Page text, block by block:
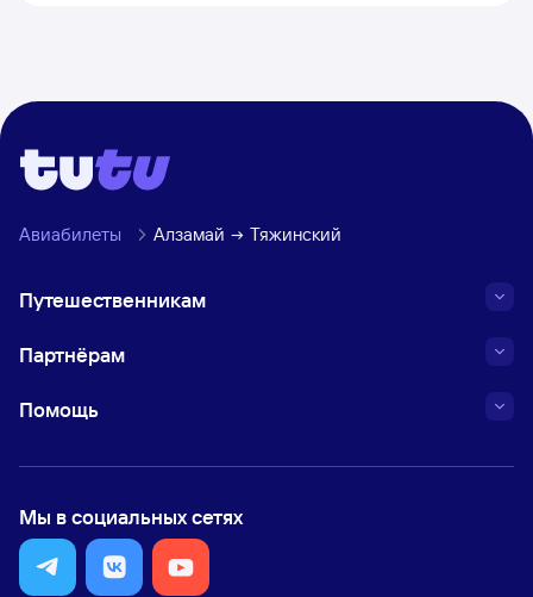
Авиабилеты Алзамай Тяжинский
Путешественникам
Партнёрам
Помощь
Мы в социальных сетях